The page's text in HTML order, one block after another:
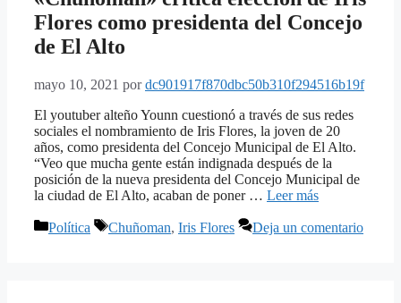
Flores como presidenta del Concejo
de El Alto
mayo 10, 2021 pordc901917f870dbc50b310f294516b19f
El youtuber alteño Younn cuestionó a través de sus redes
sociales el nombramiento de Iris Flores, la joven de 20
años, como presidenta del Concejo Municipal de El Alto.
“Veo que mucha gente están indignada después de la
posición de la nueva presidenta del Concejo Municipal de
la ciudad de El Alto, acaban de poner … Leer más
Categorías
Política Etiquetas
Chuñoman, Iris Flores Deja un comentario